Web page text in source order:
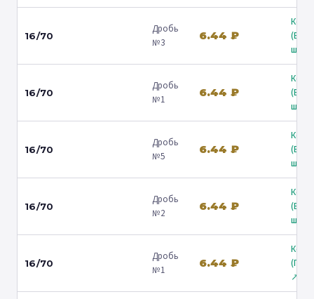
16/70
Дробь
№3
6.44 ₽
ш.) ↗
16/70
Дробь
№1
6.44 ₽
ш.) ↗
16/70
Дробь
№5
6.44 ₽
ш.) ↗
16/70
Дробь
№2
6.44 ₽
ш.) ↗
16/70
Дробь
№1
6.44 ₽
↗